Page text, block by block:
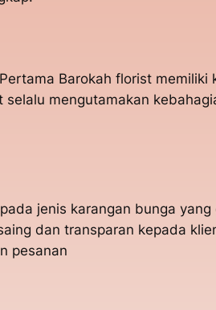
Barokah florist
mengutamakan
jenis karangan bunga
dan transparan kepada
pesanan